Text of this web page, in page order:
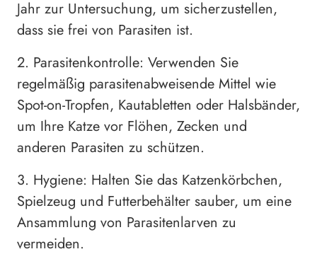
Jahr zur Untersuchung, um sicherzustellen,
dass sie frei von Parasiten ist.
2. Parasitenkontrolle: Verwenden Sie
regelmäßig parasitenabweisende Mittel wie
Spot-on-Tropfen, Kautabletten oder Halsbänder,
um Ihre Katze vor Flöhen, Zecken und
anderen Parasiten zu schützen.
3. Hygiene: Halten Sie das Katzenkörbchen,
Spielzeug und Futterbehälter sauber, um eine
Ansammlung von Parasitenlarven zu
vermeiden.